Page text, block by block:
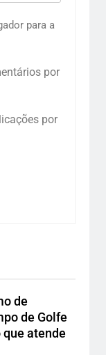
para a
por
por
de
de Golfe
atende